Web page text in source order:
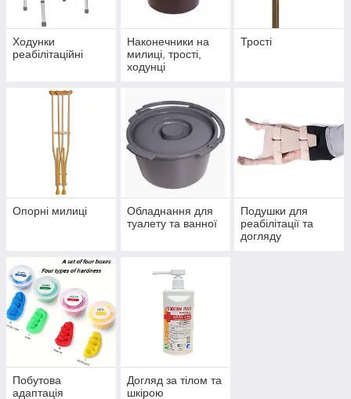
Ходунки
реабілітаційні
Наконечники на
милиці, трості,
ходунці
Трості
Опорні милиці
Обладнання для
туалету та ванної
Подушки для
реабілітації та
догляду
Побутова
адаптація
Догляд за тілом та
шкірою